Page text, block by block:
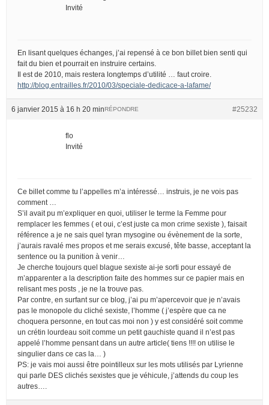
Invité
En lisant quelques échanges, j’ai repensé à ce bon billet bien senti qui
fait du bien et pourrait en instruire certains.
Il est de 2010, mais restera longtemps d’utilité … faut croire.
http://blog.entrailles.fr/2010/03/speciale-dedicace-a-lafame/
6 janvier 2015 à 16 h 20 min #25232
RÉPONDRE
flo
Invité
Ce billet comme tu l’appelles m’a intéressé… instruis, je ne vois pas
comment …
S’il avait pu m’expliquer en quoi, utiliser le terme la Femme pour
remplacer les femmes ( et oui, c’est juste ca mon crime sexiste ), faisait
référence a je ne sais quel tyran mysogine ou évènement de la sorte,
j’aurais ravalé mes propos et me serais excusé, tête basse, acceptant la
sentence ou la punition à venir…
Je cherche toujours quel blague sexiste ai-je sorti pour essayé de
m’apparenter a la description faite des hommes sur ce papier mais en
relisant mes posts , je ne la trouve pas.
Par contre, en surfant sur ce blog, j’ai pu m’apercevoir que je n’avais
pas le monopole du cliché sexiste, l’homme ( j’espère que ca ne
choquera personne, en tout cas moi non ) y est considéré soit comme
un crétin lourdeau soit comme un petit gauchiste quand il n’est pas
appelé l’homme pensant dans un autre article( tiens !!!! on utilise le
singulier dans ce cas la… )
PS: je vais moi aussi être pointilleux sur les mots utilisés par Lyrienne
qui parle DES clichés sexistes que je véhicule, j’attends du coup les
autres….